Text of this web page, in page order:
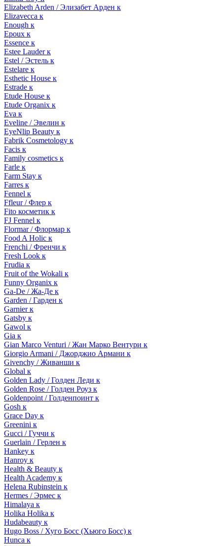
Elizabeth Arden / Элизабет Арден к
Elizavecca к
Enough к
Epoux к
Essence к
Estee Lauder к
Estel / Эстель к
Estelare к
Esthetic House к
Estrade к
Etude House к
Etude Organix к
Eva к
Eveline / Эвелин к
EyeNlip Beauty к
Fabrik Cosmetology к
Facis к
Family cosmetics к
Farle к
Farm Stay к
Farres к
Fennel к
Ffleur / Флер к
Fito косметик к
FJ Fennel к
Flormar / Флормар к
Food A Holic к
Frenchi / Френчи к
Fresh Look к
Frudia к
Fruit of the Wokali к
Funny Organix к
Ga-De / Жа-Де к
Garden / Гарден к
Garnier к
Gatsby к
Gawol к
Gia к
Gian Marco Venturi / Жан Марко Вентури к
Giorgio Armani / Джорджио Армани к
Givenchy / Живанши к
Global к
Golden Lady / Голден Леди к
Golden Rose / Голден Роуз к
Goldenpoint / Голденпоинт к
Gosh к
Grace Day к
Greenini к
Gucci / Гуччи к
Guerlain / Герлен к
Hankey к
Hanroy к
Health & Beauty к
Health Academy к
Helena Rubinstein к
Hermes / Эрмес к
Himalaya к
Holika Holika к
Hudabeauty к
Hugo Boss / Хуго Босс (Хьюго Босс) к
Hunca к